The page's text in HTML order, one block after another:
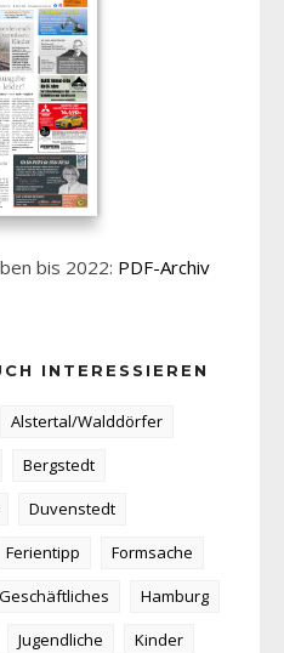
bis 2022: PDF-Archiv
INTERESSIEREN
Alstertal/Walddörfer
Bergstedt
Duvenstedt
Ferientipp
Formsache
Geschäftliches
Hamburg
Jugendliche
Kinder